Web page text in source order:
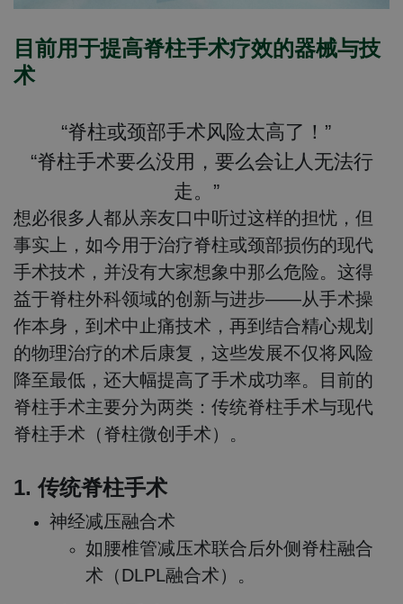
目前用于提高脊柱手术疗效的器械与技
术
“脊柱或颈部手术风险太高了！”
“脊柱手术要么没用，要么会让人无法行
走。”
想必很多人都从亲友口中听过这样的担忧，但
事实上，如今用于治疗脊柱或颈部损伤的现代
手术技术，并没有大家想象中那么危险。这得
益于脊柱外科领域的创新与进步——从手术操
作本身，到术中止痛技术，再到结合精心规划
的物理治疗的术后康复，这些发展不仅将风险
降至最低，还大幅提高了手术成功率。目前的
脊柱手术主要分为两类：传统脊柱手术与现代
脊柱手术（脊柱微创手术）。
1. 传统脊柱手术
神经减压融合术
如腰椎管减压术联合后外侧脊柱融合
术（DLPL融合术）。